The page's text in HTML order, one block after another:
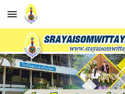
Skip to main content